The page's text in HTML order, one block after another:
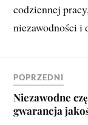
codziennej
niezawodności i
POPRZEDNI
Niezawodne
gwarancja